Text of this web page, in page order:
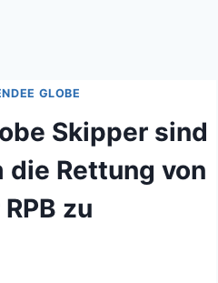
GLOBE
Skipper sind
die Rettung von
zu